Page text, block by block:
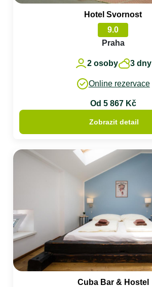
Hotel Svornost
9.0
Praha
2 osoby 3 dny
Online rezervace
Od 5 867 Kč
Zobrazit detail
Cuba Bar & Hostel